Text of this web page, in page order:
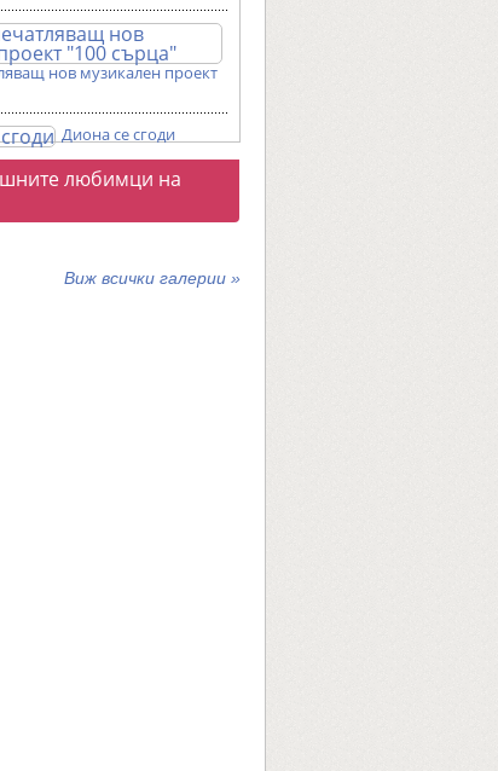
нов музикален проект
Диона се сгоди
любимци на
Виж всички галерии »